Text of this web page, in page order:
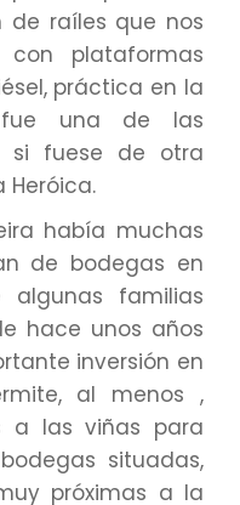
de raíles que nos
plataformas
práctica en la
una de las
si fuese de otra
Heróica.
había muchas
de bodegas en
familias
hace unos años
inversión en
al menos ,
a las viñas para
situadas,
próximas a la